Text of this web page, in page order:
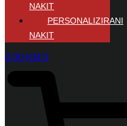
NAKIT
PERSONALIZIRANI
NAKIT
0,00 KM 0